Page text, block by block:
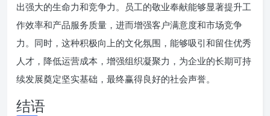
出强大的生命力和竞争力。员工的敬业奉献能够显著提升工
作效率和产品服务质量，进而增强客户满意度和市场竞争
力。同时，这种积极向上的文化氛围，能够吸引和留住优秀
人才，降低运营成本，增强组织凝聚力，为企业的长期可持
续发展奠定坚实基础，最终赢得良好的社会声誉。
结语